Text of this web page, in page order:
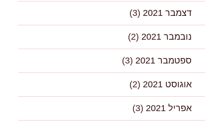
דצמבר 2021 (3)
נובמבר 2021 (2)
ספטמבר 2021 (3)
אוגוסט 2021 (2)
אפריל 2021 (3)